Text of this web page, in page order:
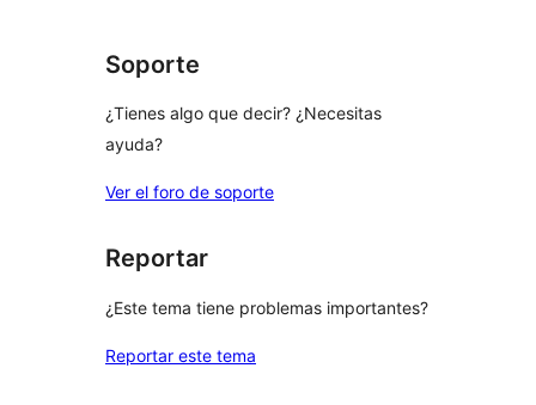
Soporte
¿Tienes algo que decir? ¿Necesitas
ayuda?
Ver el foro de soporte
Reportar
¿Este tema tiene problemas importantes?
Reportar este tema